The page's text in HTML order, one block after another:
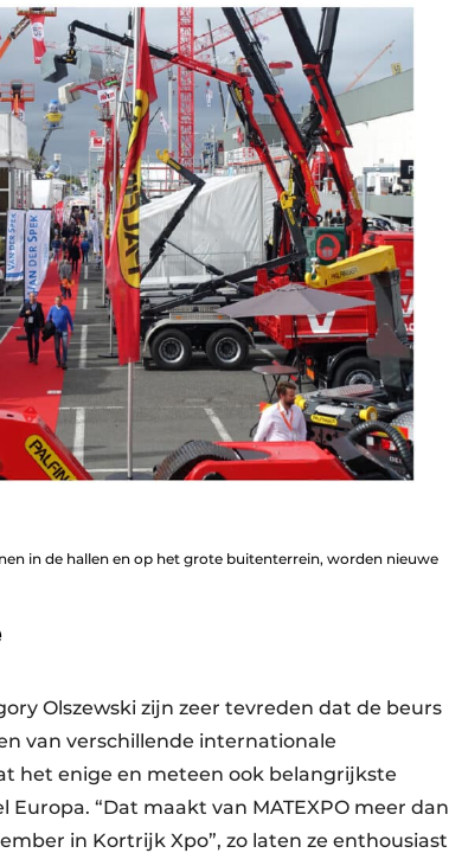
in de hallen en op het grote buitenterrein, worden nieuwe
Olszewski zijn zeer tevreden dat de beurs
van verschillende internationale
het enige en meteen ook belangrijkste
“Dat maakt van MATEXPO meer dan
in Kortrijk Xpo”, zo laten ze enthousiast